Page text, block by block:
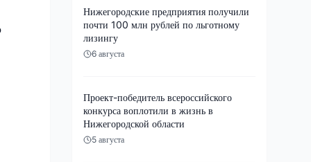
Нижегородские предприятия получили
почти 100 млн рублей по льготному
лизингу
6 августа
Проект-победитель всероссийского
конкурса воплотили в жизнь в
Нижегородской области
5 августа